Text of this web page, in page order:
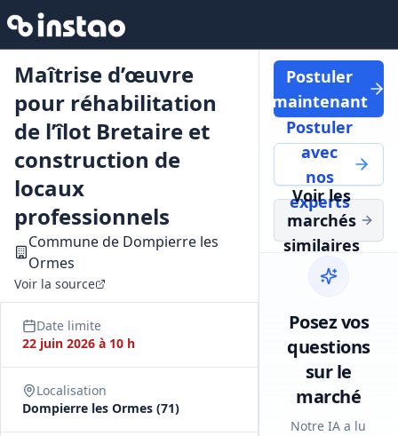
Maîtrise d’œuvre
pour réhabilitation
de l’îlot Bretaire et
construction de
locaux
professionnels
Commune de Dompierre les
Ormes
Voir la source
Date limite
22 juin 2026 à 10 h
Localisation
Dompierre les Ormes (71)
Postuler
maintenant
Postuler
avec
nos
experts
Voir les
marchés
similaires
Posez vos
questions
sur le
marché
Notre IA a lu